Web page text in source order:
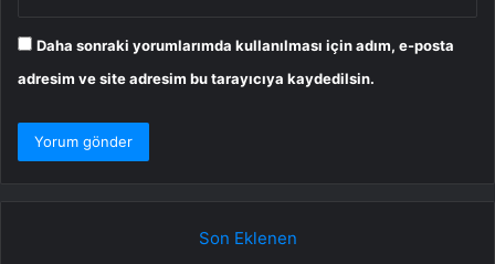
Daha sonraki yorumlarımda kullanılması için adım, e-posta
adresim ve site adresim bu tarayıcıya kaydedilsin.
Son Eklenen